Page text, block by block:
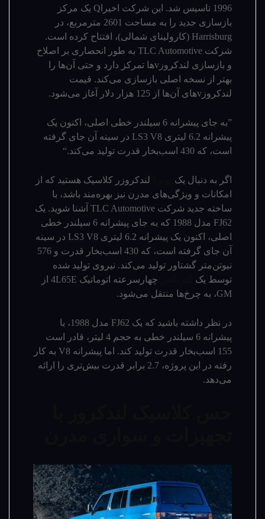
1996 تاسیس شد. این شرکت اخیراQ یک مرکز
بازسازی جدید را به مساحت 2601 مترمربع، در
Harrisburg (کارولینای شمالی)، افتتاح کرده است.
شرکت TLC Automotive به طور انحصاری بر اصلاح
و بازسازی لندکروزvها تمرکز دارد و حتی آن‌ها را
بهتر از نسخه اصلی بازسازی می‌کند. قیمت
لندکروزvهای آن‌ها از 125 هزار دلار آغاز می‌شود.
”به جای پیشرانه 6 سیلندر خطی اصلی، اکنون یک
پیشرانه 6.2 لیتری LS3 V8 در سینه آن جای گرفته
است، که 430 اسب‌بخار قدرت تولید می‌کند.“
اگر به دنبال یک
لندکروزر کلاسیک هستید که از
امکانات و ویژگی‌های مدرن نیز بهره‌مند باشد، با
ساخته‌ جدید شرکت TLC Automotive آشنا شوید. یک
FJ62 مدل 1988 که به جای پیشرانه 6 سیلندر خطی
اصلی، اکنون یک پیشرانه 6.2 لیتری LS3 V8 در سینه
آن جای گرفته است، که 430 اسب‌بخار قدرت و 576
نیوتن‌متر گشتاور تولید می‌کند. نیروی تولید شده
توسط یک
چهارسرعته اتوماتیک 4L65E از
GM، به چرخ‌ها منتقل می‌شود.
در نظر داشته باشید که یک FJ62 مدل 1988، با
پیشرانه 6 سیلندر خطی به حجم 4 لیتر، قادر است
155 اسب‌بخار قدرت تولید کند. اما پیشرانه V8 به کار
رفته در این پروژه، 2.7 برابر قدرت بیش‌تری را ارائه
می‌دهد.